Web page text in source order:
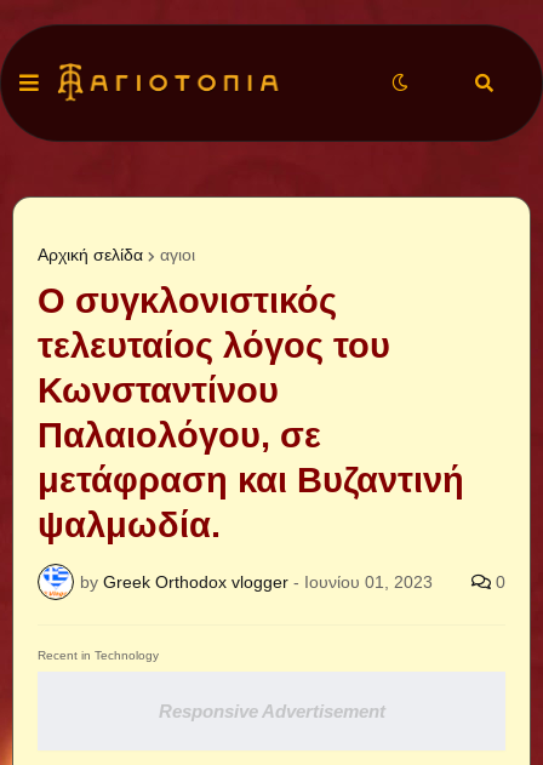
Αρχική σελίδα αγιοι
Ο συγκλονιστικός
τελευταίος λόγος του
Κωνσταντίνου
Παλαιολόγου, σε
μετάφραση και Βυζαντινή
ψαλμωδία.
by Greek Orthodox vlogger - Ιουνίου 01, 2023 0
Recent in Technology
Responsive Advertisement